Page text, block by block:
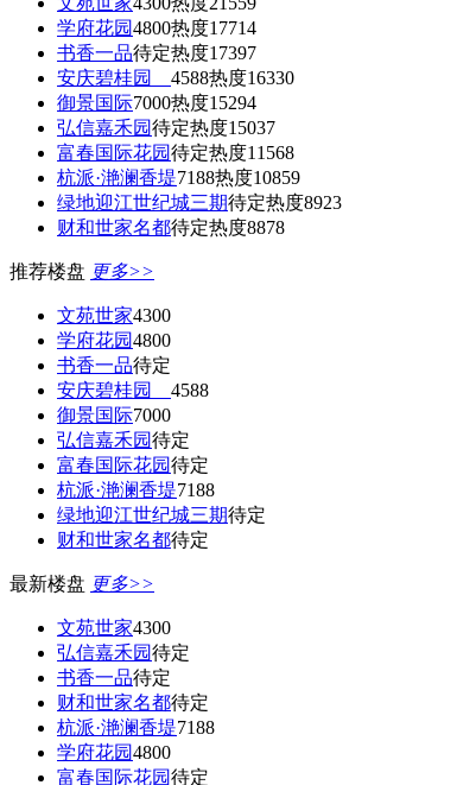
学府花园4800热度17714
书香一品待定热度17397
安庆碧桂园 4588热度16330
御景国际7000热度15294
弘信嘉禾园待定热度15037
富春国际花园待定热度11568
杭派·滟澜香堤7188热度10859
绿地迎江世纪城三期待定热度8923
财和世家名都待定热度8878
推荐楼盘 更多>>
文苑世家4300
学府花园4800
书香一品待定
安庆碧桂园 4588
御景国际7000
弘信嘉禾园待定
富春国际花园待定
杭派·滟澜香堤7188
绿地迎江世纪城三期待定
财和世家名都待定
最新楼盘 更多>>
文苑世家4300
弘信嘉禾园待定
书香一品待定
财和世家名都待定
杭派·滟澜香堤7188
学府花园4800
富春国际花园待定